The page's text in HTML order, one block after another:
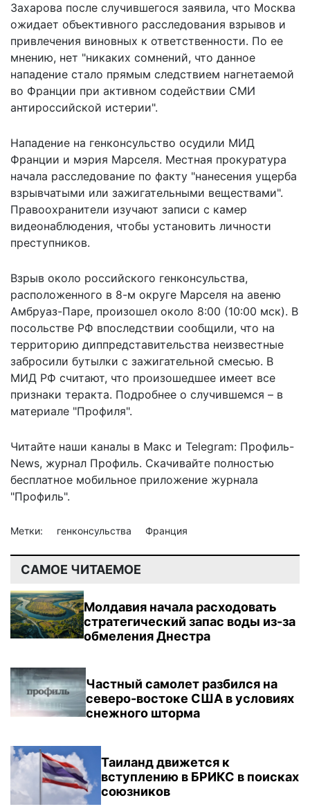
Захарова после случившегося заявила, что Москва
ожидает объективного расследования взрывов и
привлечения виновных к ответственности. По ее
мнению, нет "никаких сомнений, что данное
нападение стало прямым следствием нагнетаемой
во Франции при активном содействии СМИ
антироссийской истерии".
Нападение на генконсульство осудили МИД
Франции и мэрия Марселя. Местная прокуратура
начала расследование по факту "нанесения ущерба
взрывчатыми или зажигательными веществами".
Правоохранители изучают записи с камер
видеонаблюдения, чтобы установить личности
преступников.
Взрыв около российского генконсульства,
расположенного в 8-м округе Марселя на авеню
Амбруаз-Паре, произошел около 8:00 (10:00 мск). В
посольстве РФ впоследствии сообщили, что на
территорию диппредставительства неизвестные
забросили бутылки с зажигательной смесью. В
МИД РФ считают, что произошедшее имеет все
признаки теракта. Подробнее о случившемся – в
материале "Профиля".
Читайте наши каналы в Макс и Telegram: Профиль-
News, журнал Профиль. Скачивайте полностью
бесплатное мобильное приложение журнала
"Профиль".
Метки: генконсульства Франция
САМОЕ ЧИТАЕМОЕ
Молдавия начала расходовать
стратегический запас воды из-за
обмеления Днестра
Частный самолет разбился на
северо-востоке США в условиях
снежного шторма
Таиланд движется к
вступлению в БРИКС в поисках
союзников